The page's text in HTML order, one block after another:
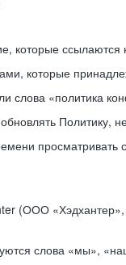
которые ссылаются
которые
слова «политика
Политику,
(ООО «Хэдхантер»,
слова «мы»,